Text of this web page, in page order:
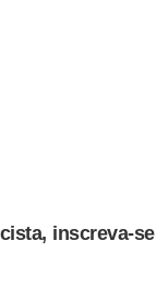
inscreva-se